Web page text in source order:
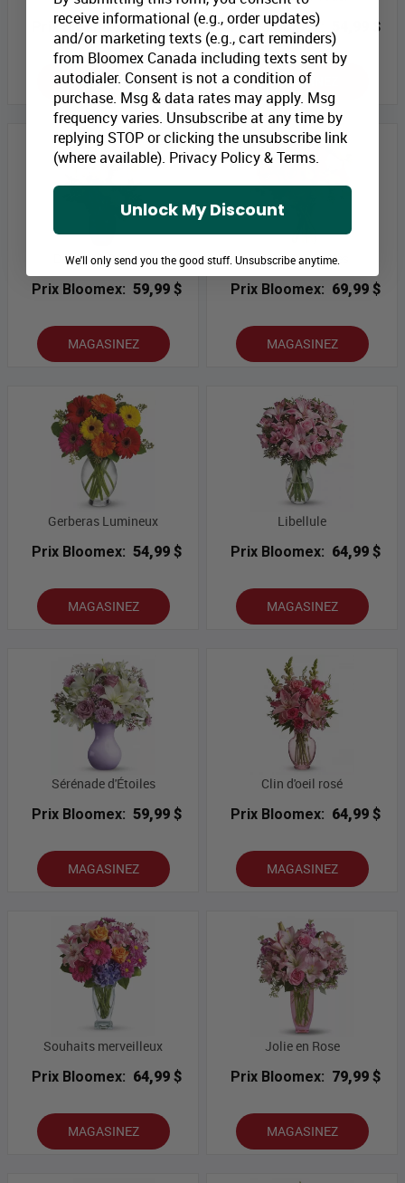
Prix Bloomex: 69,99 $
MAGASINEZ
Prix Bloomex:
54,99 $
MAGASINEZ
Dévotion Parfaite
Prix Bloomex: 59,99 $
MAGASINEZ
Bises citronelles
Prix Bloomex: 69,99 $
MAGASINEZ
Gerberas Lumineux
Prix Bloomex: 54,99 $
MAGASINEZ
Libellule
Prix Bloomex: 64,99 $
MAGASINEZ
Sérénade d'Étoiles
Prix Bloomex: 59,99 $
MAGASINEZ
Clin d'oeil rosé
Prix Bloomex: 64,99 $
MAGASINEZ
Souhaits merveilleux
Prix Bloomex: 64,99 $
MAGASINEZ
Jolie en Rose
Prix Bloomex: 79,99 $
MAGASINEZ
receive informational (e.g., order updates)
and/or marketing texts (e.g., cart reminders)
from Bloomex Canada including texts sent by
autodialer. Consent is not a condition of
purchase. Msg & data rates may apply. Msg
frequency varies. Unsubscribe at any time by
replying STOP or clicking the unsubscribe link
(where available). Privacy Policy&Terms.
Unlock My Discount
We'll only send you the good stuff. Unsubscribe anytime.